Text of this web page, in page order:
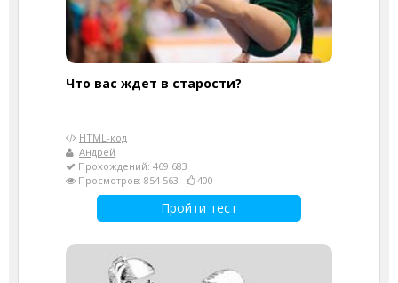
Что вас ждет в старости?
HTML-код
Андрей
Прохождений: 469 683
Просмотров: 854 563
400
Пройти тест